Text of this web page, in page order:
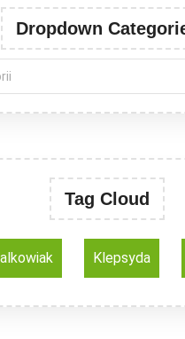
Dropdown
Tag Cloud
Klepsyda